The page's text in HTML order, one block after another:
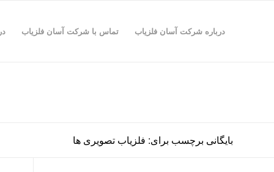
درباره شرکت آسان فلزیاب تماس با شرکت آسان فلزیاب
بایگانی برچسب برای: فلزیاب تصویری ها